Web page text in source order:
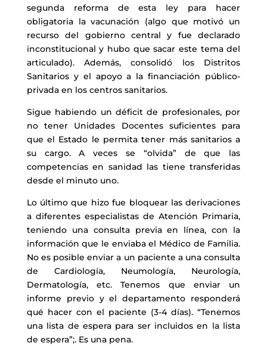
segunda reforma de esta ley para hacer
obligatoria la vacunación (algo que motivó un
recurso del gobierno central y fue declarado
inconstitucional y hubo que sacar este tema del
articulado). Además, consolidó los Distritos
Sanitarios y el apoyo a la financiación público-
privada en los centros sanitarios.
Sigue habiendo un déficit de profesionales, por
no tener Unidades Docentes suficientes para
que el Estado le permita tener más sanitarios a
su cargo. A veces se “olvida” de que las
competencias en sanidad las tiene transferidas
desde el minuto uno.
Lo último que hizo fue bloquear las derivaciones
a diferentes especialistas de Atención Primaria,
teniendo una consulta previa en línea, con la
información que le enviaba el Médico de Familia.
No es posible enviar a un paciente a una consulta
de Cardiología, Neumología, Neurología,
Dermatología, etc. Tenemos que enviar un
informe previo y el departamento responderá
qué hacer con el paciente (3-4 días). “Tenemos
una lista de espera para ser incluidos en la lista
de espera”;. Es una pena.